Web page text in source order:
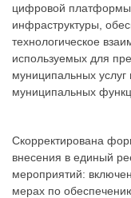
цифровой платформы
инфраструктуры,
технологическое
используемых для
муниципальных услуг
муниципальных
Скорректирована
внесения в единый
мероприятий:
мерах по